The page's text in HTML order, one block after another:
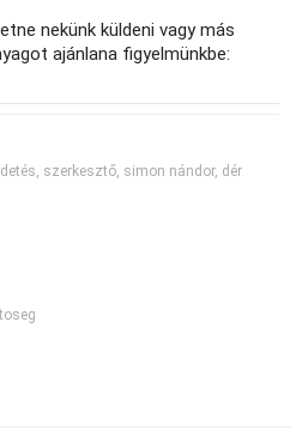
nekünk küldeni vagy más
ajánlana figyelmünkbe:
szerkesztő, simon nándor, dér